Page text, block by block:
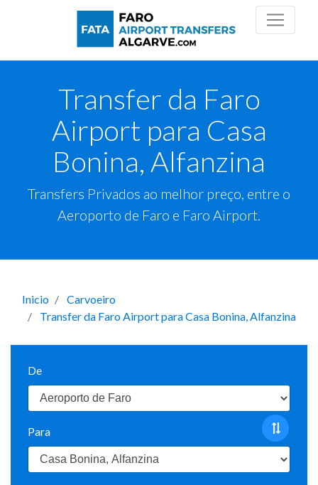
Transfer da Faro
Airport para Casa
Bonina, Alfanzina
Transfers Privados ao melhor preço, entre o
Aeroporto de Faro e Faro Airport.
Inicio
Carvoeiro
Transfer da Faro Airport para Casa Bonina, Alfanzina
De
Para